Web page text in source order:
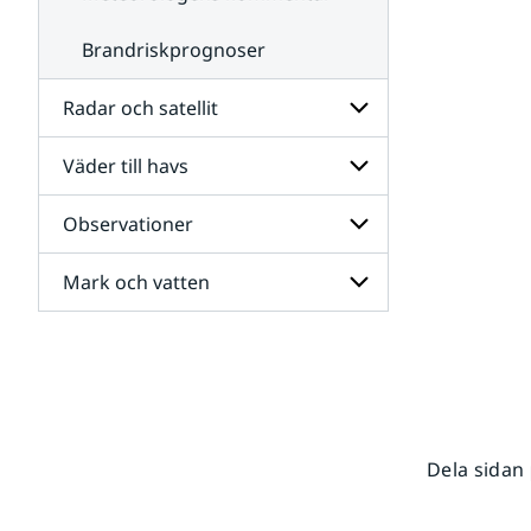
Brandriskprognoser
Radar och satellit
Undersidor
för
Radar
och
satellit
Väder till havs
Undersidor
för
Väder
till
havs
Observationer
Undersidor
för
Mark och vatten
Dela sidan